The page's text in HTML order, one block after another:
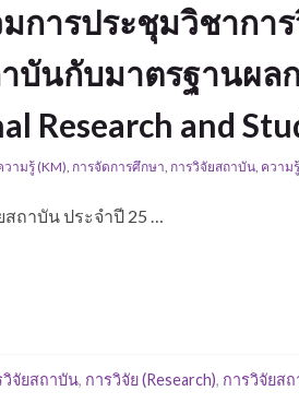
การประชุมวิชากา
บันกับมาตรฐานผล
Research and
ามรู้ (KM) การจัดการศึกษา การวิจัยสถาบัน ความ
ถาบัน ประจำปี 25 …
จัยสถาบัน, การวิจัย (Research), การวิจัยส